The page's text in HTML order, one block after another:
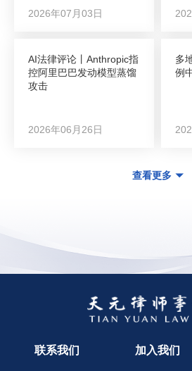
2026年07月03日
AI法律评论丨Anthropic指
控阿里巴巴发动模型蒸馏
攻击
2026年06月26日
多
例
查看更多
联系我们 加入我们